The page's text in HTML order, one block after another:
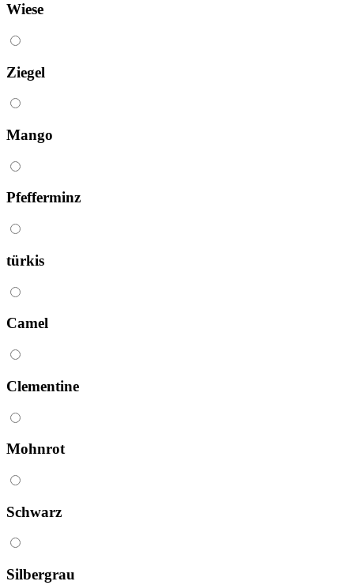
Wiese
Ziegel
Mango
Pfefferminz
türkis
Camel
Clementine
Mohnrot
Schwarz
Silbergrau